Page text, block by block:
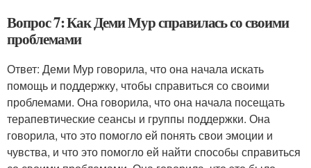
Вопрос 7: Как Деми Мур справилась со своими
проблемами
Ответ: Деми Мур говорила, что она начала искать
помощь и поддержку, чтобы справиться со своими
проблемами. Она говорила, что она начала посещать
терапевтические сеансы и группы поддержки. Она
говорила, что это помогло ей понять свои эмоции и
чувства, и что это помогло ей найти способы справиться